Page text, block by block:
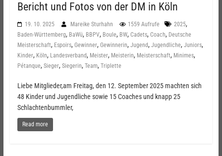
Bericht und Fotos von der DM in Köln
19. 10. 2025 Mareike Sturhahn 1559 Aufrufe 2025,
Baden-Württemberg, BaWü, BBPV, Boule, BW, Cadets, Coach, Deutsche
Meisterschaft, Espoirs, Gewinner, Gewinnerin, Jugend, Jugendliche, Juniors,
Kinder, Köln, Landesverband, Meister, Meisterin, Meisterschaft, Minimes,
Pétanque, Sieger, Siegerin, Team, Triplette
Liebe Mitglieder,am Freitag, den 12. September 2025 machten sich
48 Kinder und Jugendliche sowie 15 Coaches und knapp 25
Schlachtenbummler,
Read more